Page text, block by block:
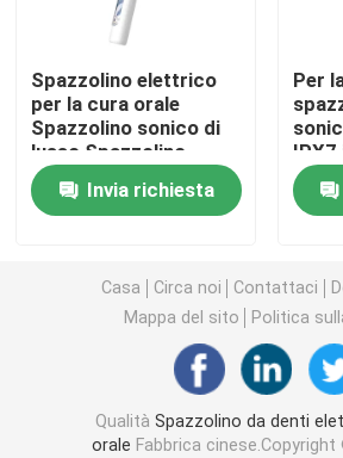
Spazzolino da denti elettrico dei
Sonic Electric Toothbrush
Spazzolino da denti elettrico
Spazzolino elettrico
per la cura orale
Spazzolino sonico di
lusso Spazzolino
sonico portatile
Spazzolino elettrico
sonico con timer
Invia richiesta
Per
IPX7
Casa Circa noi Contattaci
Mappa del sito
Politica
Qualità Spazzolino da denti
orale Fabbrica cinese.Copyright